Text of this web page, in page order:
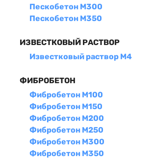
Пескобетон М300
Пескобетон М350
ИЗВЕСТКОВЫЙ РАСТВОР
Известковый раствор М4
ФИБРОБЕТОН
Фибробетон М100
Фибробетон М150
Фибробетон М200
Фибробетон М250
Фибробетон М300
Фибробетон М350